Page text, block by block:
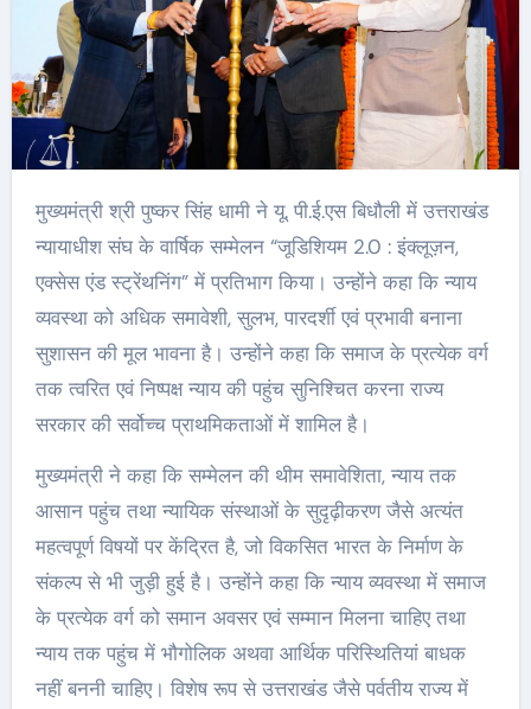
मुख्यमंत्री श्री पुष्कर सिंह धामी ने यू. पी.ई.एस बिधौली में उत्तराखंड
न्यायाधीश संघ के वार्षिक सम्मेलन “जूडिशियम 2.0 : इंक्लूज़न,
एक्सेस एंड स्ट्रेंथनिंग” में प्रतिभाग किया। उन्होंने कहा कि न्याय
व्यवस्था को अधिक समावेशी, सुलभ, पारदर्शी एवं प्रभावी बनाना
सुशासन की मूल भावना है। उन्होंने कहा कि समाज के प्रत्येक वर्ग
तक त्वरित एवं निष्पक्ष न्याय की पहुंच सुनिश्चित करना राज्य
सरकार की सर्वोच्च प्राथमिकताओं में शामिल है।
मुख्यमंत्री ने कहा कि सम्मेलन की थीम समावेशिता, न्याय तक
आसान पहुंच तथा न्यायिक संस्थाओं के सुदृढ़ीकरण जैसे अत्यंत
महत्वपूर्ण विषयों पर केंद्रित है, जो विकसित भारत के निर्माण के
संकल्प से भी जुड़ी हुई है। उन्होंने कहा कि न्याय व्यवस्था में समाज
के प्रत्येक वर्ग को समान अवसर एवं सम्मान मिलना चाहिए तथा
न्याय तक पहुंच में भौगोलिक अथवा आर्थिक परिस्थितियां बाधक
नहीं बननी चाहिए। विशेष रूप से उत्तराखंड जैसे पर्वतीय राज्य में